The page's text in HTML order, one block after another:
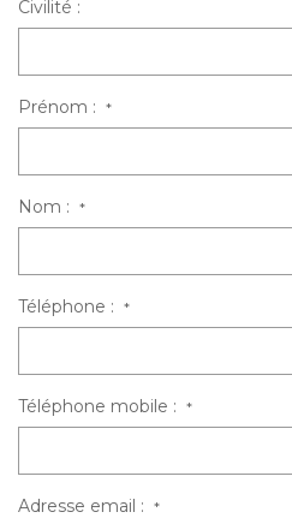
Civilité :
Prénom : *
Nom : *
Téléphone : *
Téléphone mobile : *
Adresse email : *